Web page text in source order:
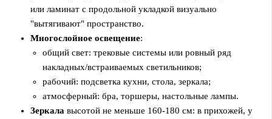
или ламинат с продольной укладкой визуально
"вытягивают" пространство.
Многослойное освещение:
общий свет: трековые системы или ровный ряд
накладных/встраиваемых светильников;
рабочий: подсветка кухни, стола, зеркала;
атмосферный: бра, торшеры, настольные лампы.
Зеркала высотой не меньше 160-180 см: в прихожей, у